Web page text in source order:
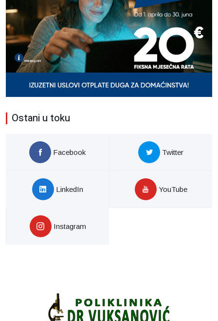
Ostani u toku
Facebook Twitter
LinkedIn YouTube
Instagram